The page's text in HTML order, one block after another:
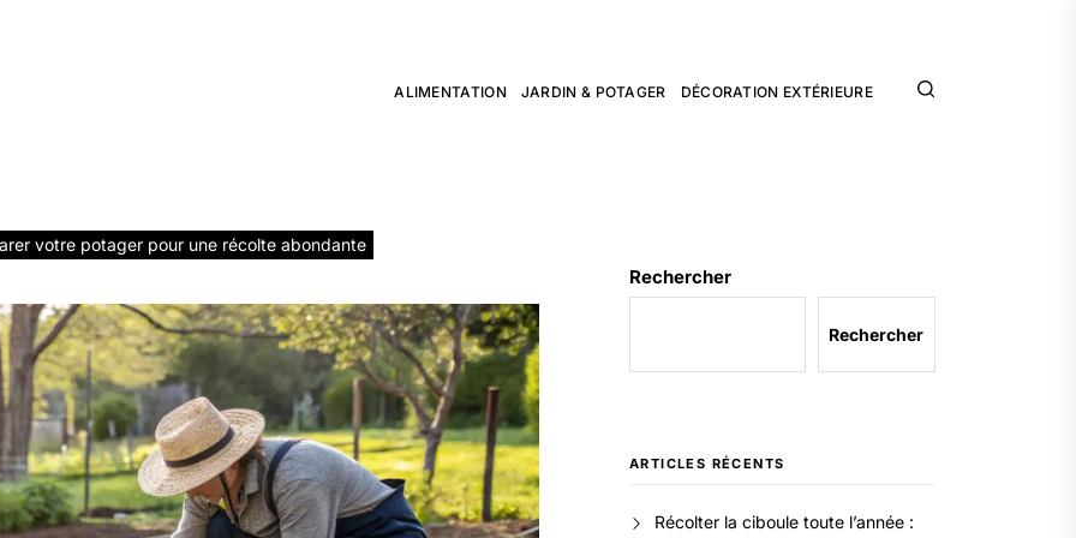
ALIMENTATION JARDIN & POTAGER DÉCORATION EXTÉRIEURE
votre potager pour une récolte abondante
Rechercher
Rechercher
ARTICLES RÉCENTS
Récolter la ciboule toute l’année :